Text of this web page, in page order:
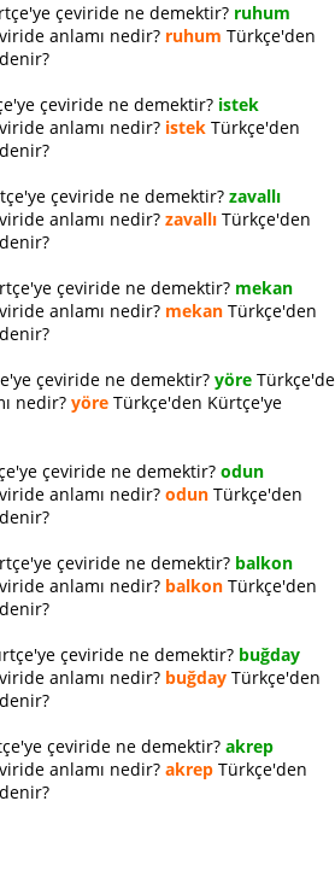
çeviride ne demektir? ruhum
anlamı nedir? ruhum Türkçe'den
çeviride ne demektir? istek
anlamı nedir? istek Türkçe'den
çeviride ne demektir? zavallı
anlamı nedir? zavallı Türkçe'den
çeviride ne demektir? mekan
anlamı nedir? mekan Türkçe'den
çeviride ne demektir? yöre
nedir? yöre Türkçe'den Kürtçe'ye
çeviride ne demektir? odun
anlamı nedir? odun Türkçe'den
çeviride ne demektir? balkon
anlamı nedir? balkon Türkçe'den
çeviride ne demektir? buğday
anlamı nedir? buğday Türkçe'den
çeviride ne demektir? akrep
anlamı nedir? akrep Türkçe'den